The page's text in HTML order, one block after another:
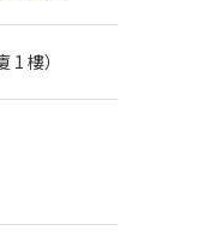
樓）